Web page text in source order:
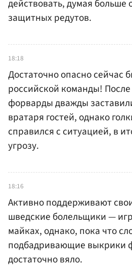
действовать, думая больше
защитных редутов.
18:18
Достаточно опасно сейчас
российской команды! После
форварды дважды
вратаря гостей, однако
справился с ситуацией, в
угрозу.
18:16
Активно поддерживают
шведские болельщики —
майках, однако, пока что
подбадривающие выкрики
достаточно вяло.